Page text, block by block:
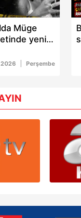
ilişkin tercihlerinizi
tıklayabilir,Çerez
Kişisel Verilerin
Müge
yeni
Perşembe